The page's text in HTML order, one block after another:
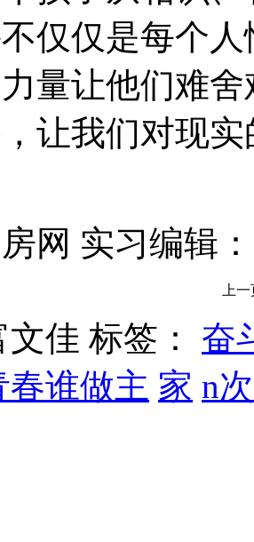
仅仅是每个
量让他们难
让我们对现
网 实习编辑
上
文佳 标签： 奋
春谁做主 家 n